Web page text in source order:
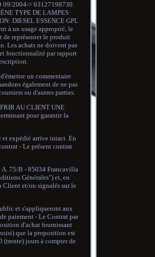
09/2004-> 63127198730.
TYPE DE LAMPES
DIESEL ESSENCE GPL
à un usage approprié, le
de représenter le produit
Les achats ne doivent pas
fonctionnalité par rapport
un commentaire
également de ne pas
ou d'autres parties.
AU CLIENT UNE
pour garantir la
expédié arrive intact. En
- Le présent contrat
A. 75/B - 85034 Francavilla
Générales") et, en
Client et/ou signalés sur le
et s'appliqueront aux
paiement - Le Contrat par
d'achat fournissant
que la proposition est
(trente) jours à compter de